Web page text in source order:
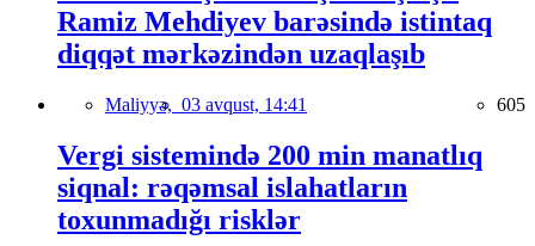
Ramiz Mehdiyev barəsində istintaq
diqqət mərkəzindən uzaqlaşıb
Maliyyə, 03 avqust, 14:41 605
Vergi sistemində 200 min manatlıq
siqnal: rəqəmsal islahatların
toxunmadığı risklər